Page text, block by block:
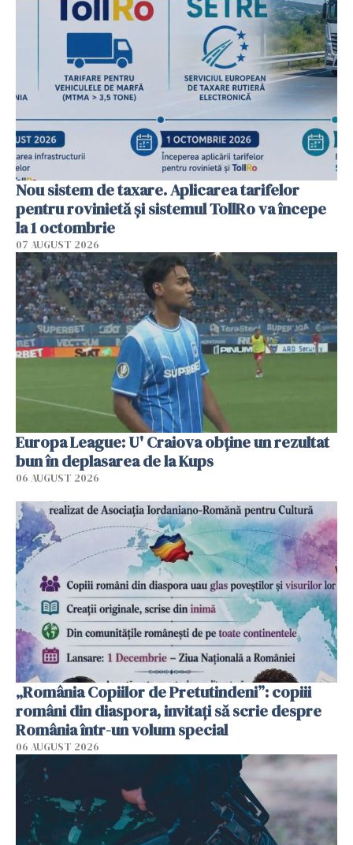
Nou sistem de taxare. Aplicarea tarifelor
pentru rovinietă şi sistemul TollRo va începe
la 1 octombrie
07 AUGUST 2026
Europa League: U' Craiova obține un rezultat
bun în deplasarea de la Kups
06 AUGUST 2026
„România Copiilor de Pretutindeni”: copiii
români din diaspora, invitați să scrie despre
România într-un volum special
06 AUGUST 2026